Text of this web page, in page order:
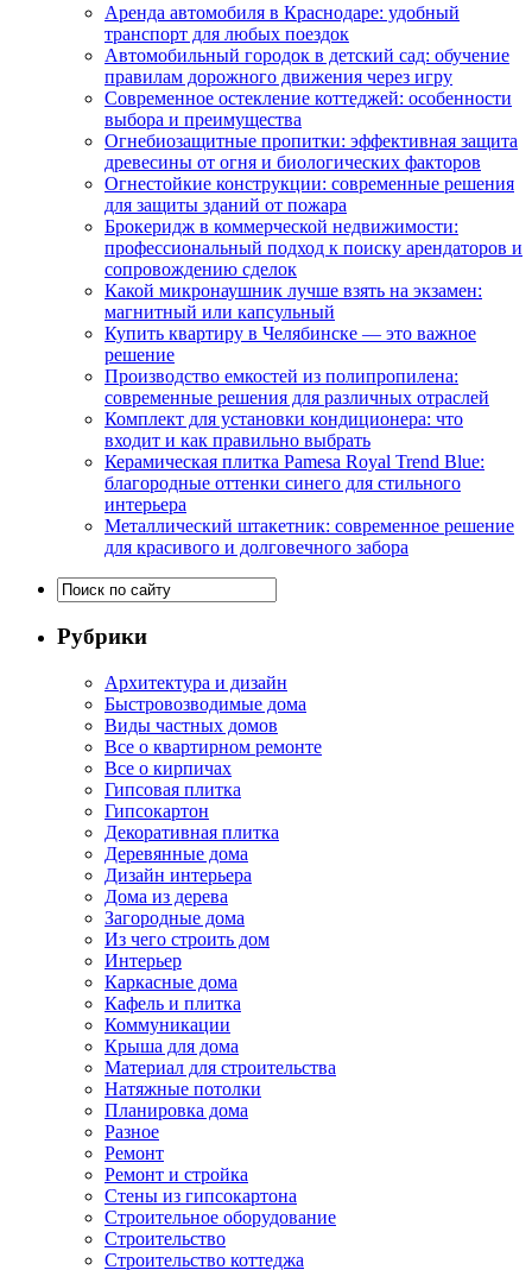
Аренда автомобиля в Краснодаре: удобный
транспорт для любых поездок
Автомобильный городок в детский сад: обучение
правилам дорожного движения через игру
Современное остекление коттеджей: особенности
выбора и преимущества
Огнебиозащитные пропитки: эффективная защита
древесины от огня и биологических факторов
Огнестойкие конструкции: современные решения
для защиты зданий от пожара
Брокеридж в коммерческой недвижимости:
профессиональный подход к поиску арендаторов и
сопровождению сделок
Какой микронаушник лучше взять на экзамен:
магнитный или капсульный
Купить квартиру в Челябинске — это важное
решение
Производство емкостей из полипропилена:
современные решения для различных отраслей
Комплект для установки кондиционера: что
входит и как правильно выбрать
Керамическая плитка Pamesa Royal Trend Blue:
благородные оттенки синего для стильного
интерьера
Металлический штакетник: современное решение
для красивого и долговечного забора
Рубрики
Архитектура и дизайн
Быстровозводимые дома
Виды частных домов
Все о квартирном ремонте
Все о кирпичах
Гипсовая плитка
Гипсокартон
Декоративная плитка
Деревянные дома
Дизайн интерьера
Дома из дерева
Загородные дома
Из чего строить дом
Интерьер
Каркасные дома
Кафель и плитка
Коммуникации
Крыша для дома
Материал для строительства
Натяжные потолки
Планировка дома
Разное
Ремонт
Ремонт и стройка
Стены из гипсокартона
Строительное оборудование
Строительство
Строительство коттеджа